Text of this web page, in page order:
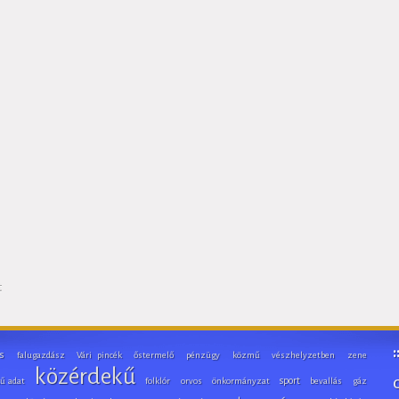
falugazdász Vári pincék őstermelő pénzügy közmű vészhelyzetben zene
adat közérdekű folklór orvos önkormányzat sport bevallás gáz